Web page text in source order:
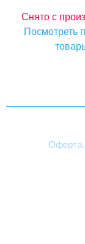
Снято с
Посмотреть
Оферта.
«ТРИТОН»,